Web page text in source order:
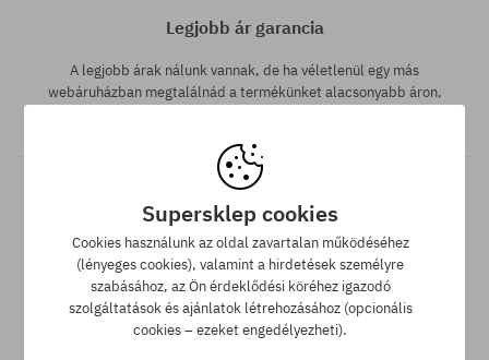
Legjobb ár garancia
A legjobb árak nálunk vannak, de ha véletlenül egy más
webáruházban megtalálnád a termékünket alacsonyabb áron,
30 nap az áru viszaküldésére
Supersklep cookies
Cookies használunk az oldal zavartalan működéséhez
(lényeges cookies), valamint a hirdetések személyre
szabásához, az Ön érdeklődési köréhez igazodó
szolgáltatások és ajánlatok létrehozásához (opcionális
cookies – ezeket engedélyezheti).